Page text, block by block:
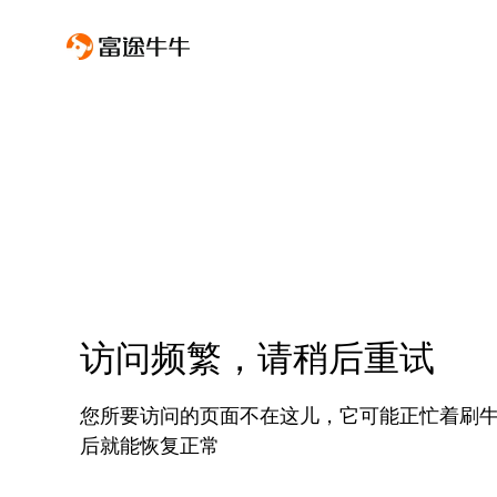
访问频繁，请稍后重试
您所要访问的页面不在这儿，它可能正忙着刷
后就能恢复正常